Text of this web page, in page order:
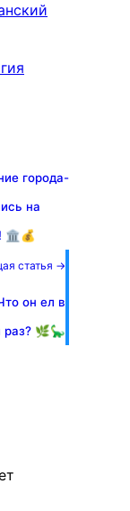
города-
на
🏛️💰
статья →
он ел в
раз? 🌿🦕